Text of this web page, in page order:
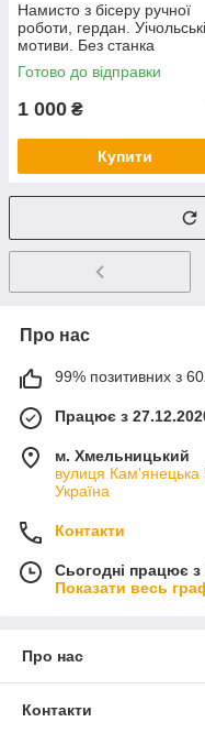
Намисто з бісеру ручної
роботи, гердан. Уічольські
мотиви. Без станка
Готово до відправки
1 000 ₴
Купити
Про нас
99% позитивних з
Працює з
м. Хмельницький
вулиця Кам'янецька
Україна
Контакти
Сьогодні працює
Показати весь
Про нас
Контакти